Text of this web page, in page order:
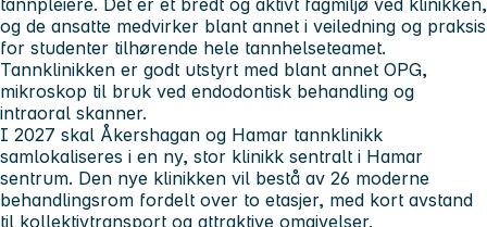
og de ansatte medvirker blant annet i veiledning og praksis
for studenter tilhørende hele tannhelseteamet.
Tannklinikken er godt utstyrt med blant annet OPG,
mikroskop til bruk ved endodontisk behandling og
intraoral skanner.
I 2027 skal Åkershagan og Hamar tannklinikk
samlokaliseres i en ny, stor klinikk sentralt i Hamar
sentrum. Den nye klinikken vil bestå av 26 moderne
behandlingsrom fordelt over to etasjer, med kort avstand
til kollektivtransport og attraktive omgivelser.